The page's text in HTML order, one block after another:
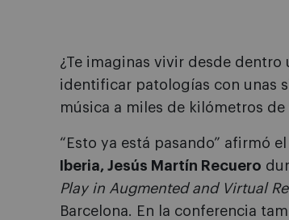
¿Te imaginas vivir desde
identificar patologías con unas
música a miles de kilómetros de
“Esto ya está pasando” afirmó
Iberia, Jesús Martín Recuero
Play in Augmented and Virtual
Barcelona. En la conferencia